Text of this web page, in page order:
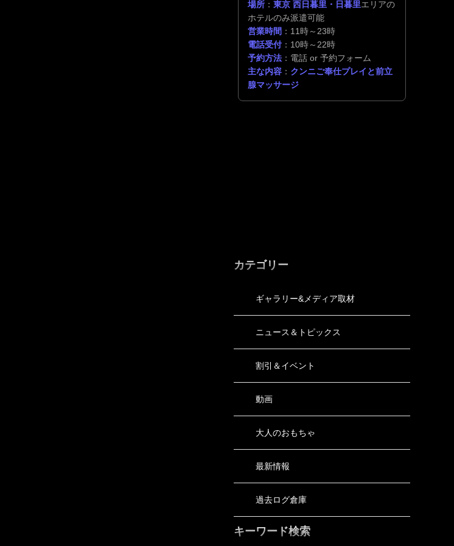
場所 ： 東京 西日暮里・日暮里エリアの
ホテルのみ派遣可能
営業時間 ：11時～23時
電話受付：10時～22時
予約方法 ：電話 or 予約フォーム
主な内容 ： クンニご奉仕プレイと前立
腺マッサージ
カテゴリー
ギャラリー&メディア取材
ニュース＆トピックス
割引＆イベント
動画
大人のおもちゃ
最新情報
過去ログ倉庫
キーワード検索